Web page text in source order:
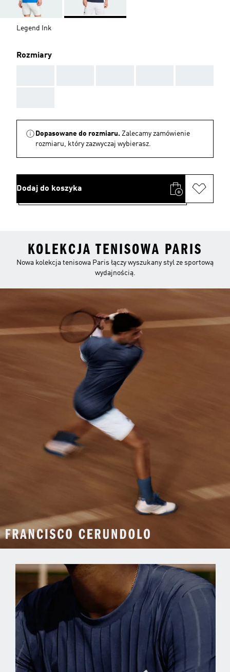
Legend Ink
Rozmiary
Dopasowane do rozmiaru. Zalecamy zamówienie
rozmiaru, który zazwyczaj wybierasz.
Dodaj do koszyka
KOLEKCJA TENISOWA PARIS
Nowa kolekcja tenisowa Paris łączy wyszukany styl ze sportową
wydajnością.